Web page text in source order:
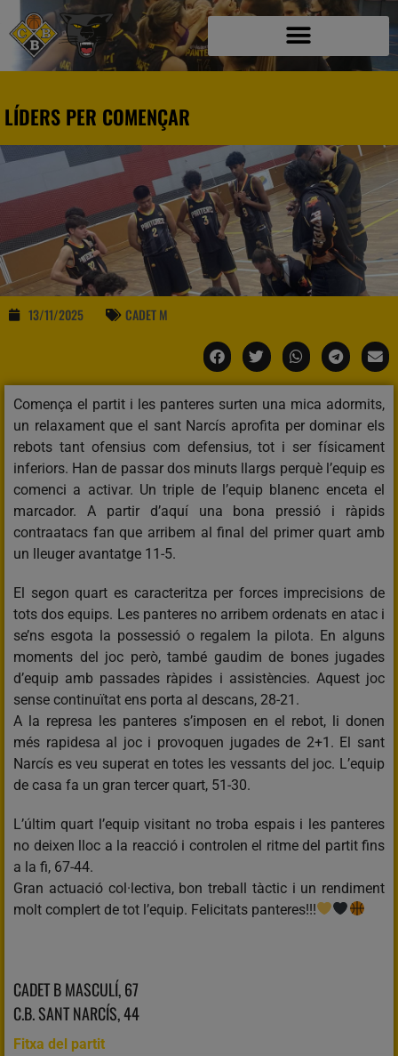
LÍDERS PER COMENÇAR
13/11/2025 CADET M
Comença el partit i les panteres surten una mica adormits,
un relaxament que el sant Narcís aprofita per dominar els
rebots tant ofensius com defensius, tot i ser físicament
inferiors. Han de passar dos minuts llargs perquè l’equip es
comenci a activar. Un triple de l’equip blanenc enceta el
marcador. A partir d’aquí una bona pressió i ràpids
contraatacs fan que arribem al final del primer quart amb
un lleuger avantatge 11-5.
El segon quart es caracteritza per forces imprecisions de
tots dos equips. Les panteres no arribem ordenats en atac i
se’ns esgota la possessió o regalem la pilota. En alguns
moments del joc però, també gaudim de bones jugades
d’equip amb passades ràpides i assistències. Aquest joc
sense continuïtat ens porta al descans, 28-21.
A la represa les panteres s’imposen en el rebot, li donen
més rapidesa al joc i provoquen jugades de 2+1. El sant
Narcís es veu superat en totes les vessants del joc. L’equip
de casa fa un gran tercer quart, 51-30.
L’últim quart l’equip visitant no troba espais i les panteres
no deixen lloc a la reacció i controlen el ritme del partit fins
a la fi, 67-44.
Gran actuació col·lectiva, bon treball tàctic i un rendiment
molt complert de tot l’equip. Felicitats panteres!!!
CADET B MASCULÍ, 67
C.B. SANT NARCÍS, 44
Fitxa del partit